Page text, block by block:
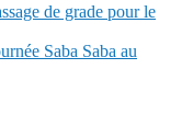
de grade pour le
Saba Saba au